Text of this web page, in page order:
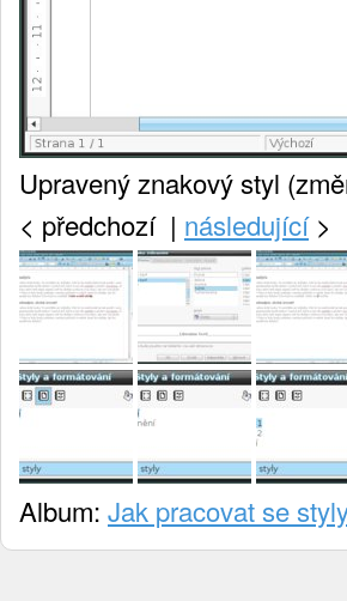
Upravený znakový styl
< předchozí | následující>
Album: Jak pracovat se